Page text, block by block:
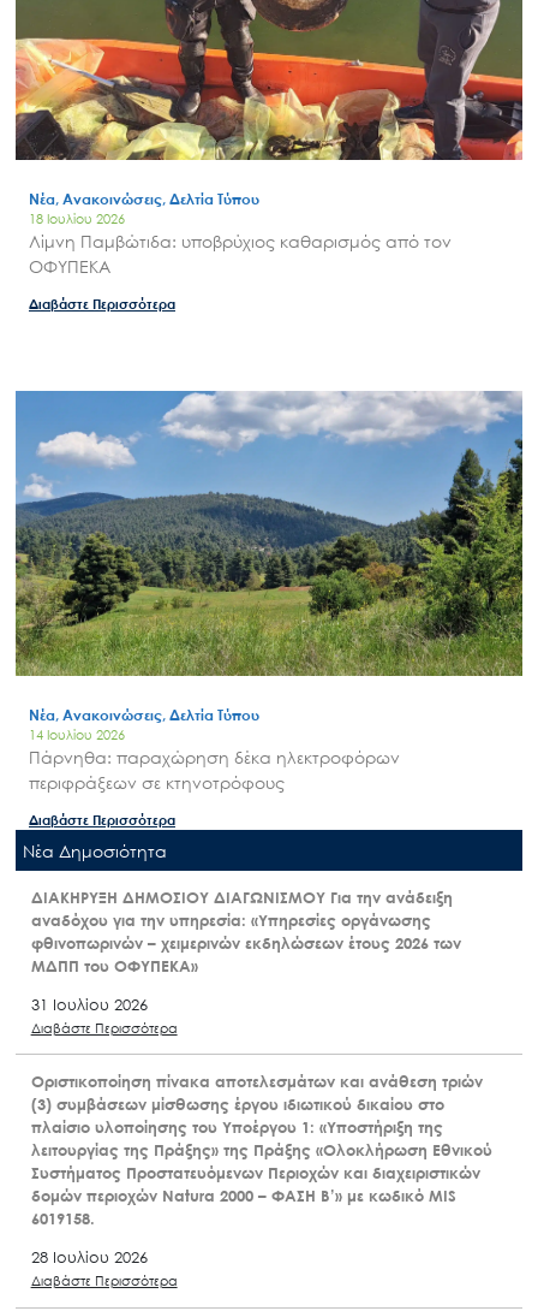
Νέα, Ανακοινώσεις, Δελτία Τύπου
18 Ιουλίου 2026
Λίμνη Παμβώτιδα: υποβρύχιος καθαρισμός από τον
ΟΦΥΠΕΚΑ
Διαβάστε Περισσότερα
Νέα, Ανακοινώσεις, Δελτία Τύπου
14 Ιουλίου 2026
Πάρνηθα: παραχώρηση δέκα ηλεκτροφόρων
περιφράξεων σε κτηνοτρόφους
Διαβάστε Περισσότερα
Nέα Δημοσιότητα
ΔΙΑΚΗΡΥΞΗ ΔΗΜΟΣΙΟΥ ΔΙΑΓΩΝΙΣΜΟΥ Για την ανάδειξη
αναδόχου για την υπηρεσία: «Υπηρεσίες οργάνωσης
φθινοπωρινών – χειμερινών εκδηλώσεων έτους 2026 των
ΜΔΠΠ του ΟΦΥΠΕΚΑ»
31 Ιουλίου 2026
Διαβάστε Περισσότερα
Οριστικοποίηση πίνακα αποτελεσμάτων και ανάθεση τριών
(3) συμβάσεων μίσθωσης έργου ιδιωτικού δικαίου στο
πλαίσιο υλοποίησης του Υποέργου 1: «Υποστήριξη της
λειτουργίας της Πράξης» της Πράξης «Ολοκλήρωση Εθνικού
Συστήματος Προστατευόμενων Περιοχών και διαχειριστικών
δομών περιοχών Natura 2000 – ΦΑΣΗ Β’» με κωδικό MIS
6019158.
28 Ιουλίου 2026
Διαβάστε Περισσότερα